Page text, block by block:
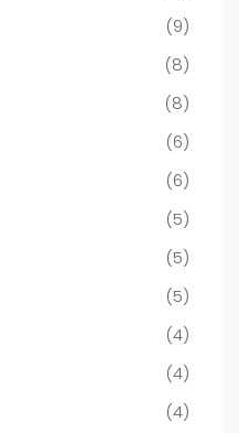
(9)
(8)
(8)
(6)
(6)
(5)
(5)
(5)
(4)
(4)
(4)